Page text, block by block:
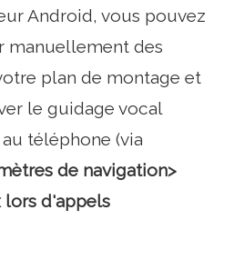
Android, vous pouvez
manuellement des
plan de montage et
le guidage vocal
téléphone (via
de navigation>
lors d'appels